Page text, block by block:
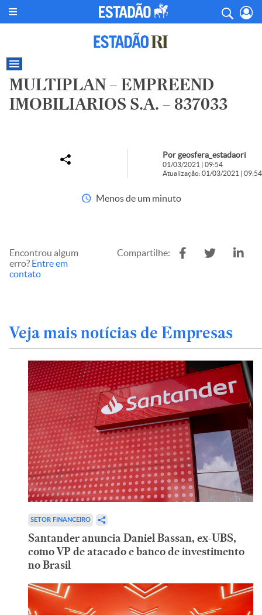
MULTIPLAN – EMPREEND
IMOBILIARIOS S.A. – 837033
Por geosfera_estadaori
01/03/2021 | 09:54
Atualização: 01/03/2021 | 09:54
Menos de um minuto
Encontrou algum
erro? Entre em
contato
Compartilhe:
Veja mais notícias de Empresas
SETOR FINANCEIRO
Santander anuncia Daniel Bassan, ex-UBS,
como VP de atacado e banco de investimento
no Brasil